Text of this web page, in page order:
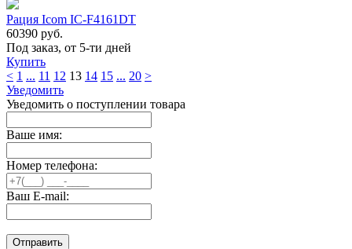
Рация Icom IC-F4161DT
60390 руб.
Под заказ, от 5-ти дней
Купить
< 1 ... 11 12 13 14 15 ... 20 >
Уведомить
Уведомить о поступлении товара
Ваше имя:
Номер телефона:
Ваш E-mail:
Отправить